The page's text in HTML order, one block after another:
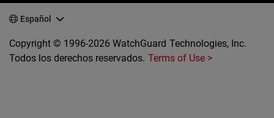
Español
Copyright © 1996-2026 WatchGuard Technologies, Inc.
Todos los derechos reservados. Terms of Use >